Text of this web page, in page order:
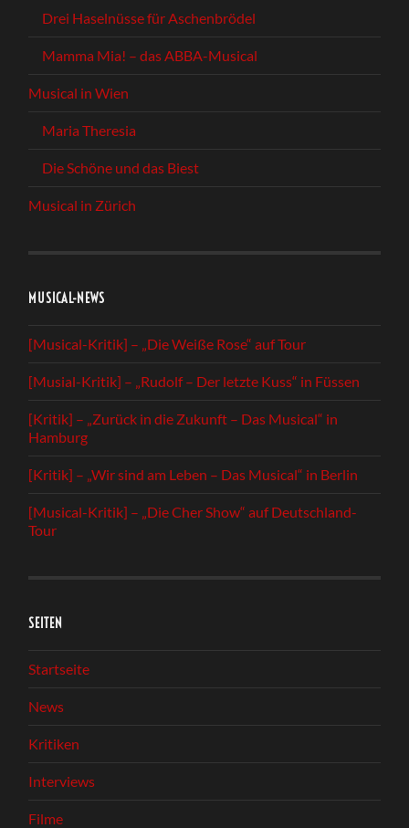
Drei Haselnüsse für Aschenbrödel
Mamma Mia! – das ABBA-Musical
Musical in Wien
Maria Theresia
Die Schöne und das Biest
Musical in Zürich
MUSICAL-NEWS
[Musical-Kritik] – „Die Weiße Rose“ auf Tour
[Musial-Kritik] – „Rudolf – Der letzte Kuss“ in Füssen
[Kritik] – „Zurück in die Zukunft – Das Musical“ in
Hamburg
[Kritik] – „Wir sind am Leben – Das Musical“ in Berlin
[Musical-Kritik] – „Die Cher Show“ auf Deutschland-
Tour
SEITEN
Startseite
News
Kritiken
Interviews
Filme